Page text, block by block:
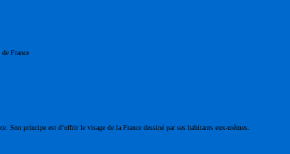
France
Son principe est d’offrir le visage de la France dessiné par ses habitants eux-mêmes.